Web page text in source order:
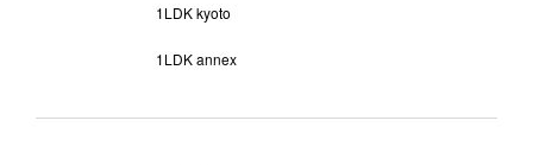
1LDK kyoto
1LDK annex